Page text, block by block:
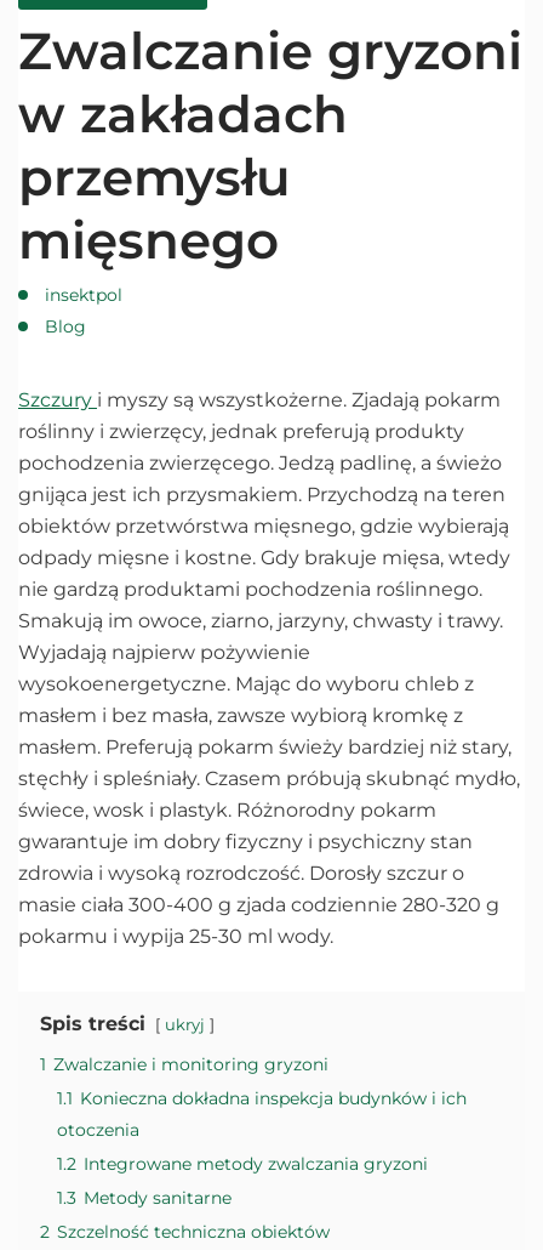
Zwalczanie gryzoni
w zakładach
przemysłu
mięsnego
insektpol
Blog
Szczury i myszy są wszystkożerne. Zjadają pokarm
roślinny i zwierzęcy, jednak preferują produkty
pochodzenia zwierzęcego. Jedzą padlinę, a świeżo
gnijąca jest ich przysmakiem. Przychodzą na teren
obiektów przetwórstwa mięsnego, gdzie wybierają
odpady mięsne i kostne. Gdy brakuje mięsa, wtedy
nie gardzą produktami pochodzenia roślinnego.
Smakują im owoce, ziarno, jarzyny, chwasty i trawy.
Wyjadają najpierw pożywienie
wysokoenergetyczne. Mając do wyboru chleb z
masłem i bez masła, zawsze wybiorą kromkę z
masłem. Preferują pokarm świeży bardziej niż stary,
stęchły i spleśniały. Czasem próbują skubnąć mydło,
świece, wosk i plastyk. Różnorodny pokarm
gwarantuje im dobry fizyczny i psychiczny stan
zdrowia i wysoką rozrodczość. Dorosły szczur o
masie ciała 300-400 g zjada codziennie 280-320 g
pokarmu i wypija 25-30 ml wody.
Spis treści ukryj
1 Zwalczanie i monitoring gryzoni
1.1 Konieczna dokładna inspekcja budynków i ich
otoczenia
1.2 Integrowane metody zwalczania gryzoni
1.3 Metody sanitarne
2 Szczelność techniczna obiektów